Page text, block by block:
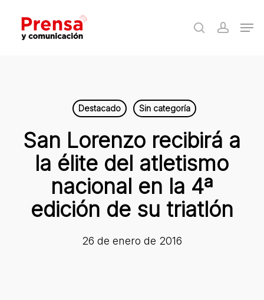
main
search
Destacado Sin categoría
San Lorenzo recibirá a
la élite del atletismo
nacional en la 4ª
edición de su triatlón
26 de enero de 2016